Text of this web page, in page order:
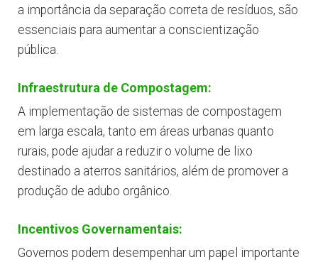
a importância da separação correta de resíduos, são
essenciais para aumentar a conscientização
pública.
Infraestrutura de Compostagem:
A implementação de sistemas de compostagem
em larga escala, tanto em áreas urbanas quanto
rurais, pode ajudar a reduzir o volume de lixo
destinado a aterros sanitários, além de promover a
produção de adubo orgânico.
Incentivos Governamentais:
Governos podem desempenhar um papel importante